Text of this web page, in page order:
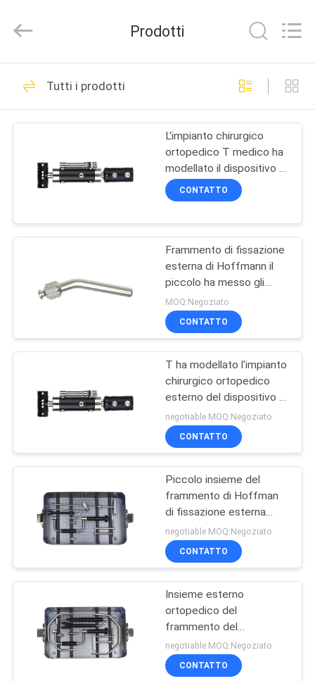
CASA
PRODOTTI
CIRCA
GIRO
FABBRICA
DI
CONTATTICI
RICHIEDA
CITAZIONE
piatti
dell'osso
Copyright
-
Strumento
ortopedico della
chirurgia
34
Dispositivo di
fissazione esterno
54
Dispositivi di
fissazione di trauma
Corredo dello
strumento
chirurgico
Prodotti
Tutti i prodotti
L'impianto chirurgico
ortopedico T medico ha
modellato il dispositivo di
fissazione esterno
CONTATTO
Frammento di fissazione
esterna di Hoffmann il
piccolo ha messo gli
strumenti ortopedici
MOQ:Negoziato
CONTATTO
T ha modellato l'impianto
chirurgico ortopedico
esterno del dispositivo di
fissazione dei perni medi
negotiable MOQ:Negoziato
CONTATTO
Piccolo insieme del
frammento di Hoffman
di fissazione esterna
medica del dispositivo
negotiable MOQ:Negoziato
CONTATTO
Insieme esterno
ortopedico del
frammento del
dispositivo di fissazione
di Hoffmann grande
negotiable MOQ:Negoziato
CONTATTO